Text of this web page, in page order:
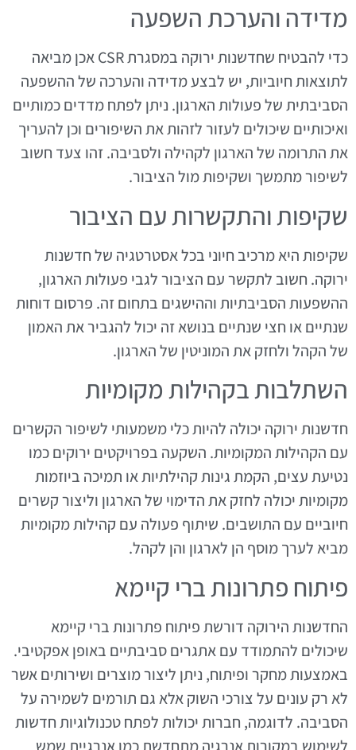
מדידה והערכת השפעה
כדי להבטיח שחדשנות ירוקה במסגרת CSR אכן מביאה
לתוצאות חיוביות, יש לבצע מדידה והערכה של ההשפעה
הסביבתית של פעולות הארגון. ניתן לפתח מדדים כמותיים
ואיכותיים שיכולים לעזור לזהות את השיפורים וכן להעריך
את התרומה של הארגון לקהילה ולסביבה. זהו צעד חשוב
לשיפור מתמשך ושקיפות מול הציבור.
שקיפות והתקשרות עם הציבור
שקיפות היא מרכיב חיוני בכל אסטרטגיה של חדשנות
ירוקה. חשוב לתקשר עם הציבור לגבי פעולות הארגון,
ההשפעות הסביבתיות וההישגים בתחום זה. פרסום דוחות
שנתיים או חצי שנתיים בנושא זה יכול להגביר את האמון
של הקהל ולחזק את המוניטין של הארגון.
השתלבות בקהילות מקומיות
חדשנות ירוקה יכולה להיות כלי משמעותי לשיפור הקשרים
עם הקהילות המקומיות. השקעה בפרויקטים ירוקים כמו
נטיעת עצים, הקמת גינות קהילתיות או תמיכה ביוזמות
מקומיות יכולה לחזק את הדימוי של הארגון וליצור קשרים
חיוביים עם התושבים. שיתוף פעולה עם קהילות מקומיות
מביא לערך מוסף הן לארגון והן לקהל.
פיתוח פתרונות ברי קיימא
החדשנות הירוקה דורשת פיתוח פתרונות ברי קיימא
שיכולים להתמודד עם אתגרים סביבתיים באופן אפקטיבי.
באמצעות מחקר ופיתוח, ניתן ליצור מוצרים ושירותים אשר
לא רק עונים על צורכי השוק אלא גם תורמים לשמירה על
הסביבה. לדוגמה, חברות יכולות לפתח טכנולוגיות חדשות
לשימוש במקורות אנרגיה מתחדשת כמו אנרגיית שמש